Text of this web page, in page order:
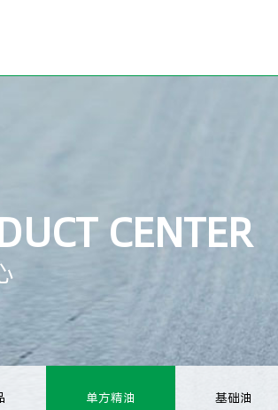
CENTER
单方精油 基础油